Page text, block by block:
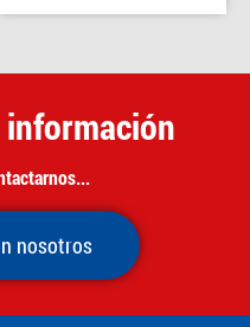
nosotros